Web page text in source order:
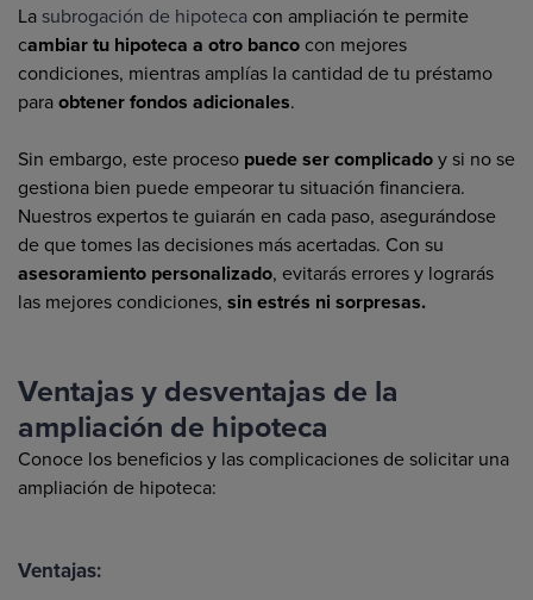
La subrogación de hipoteca con ampliación te permite
cambiar tu hipoteca a otro banco con mejores
condiciones, mientras amplías la cantidad de tu préstamo
paraobtener fondos adicionales.
Sin embargo, este proceso puede ser complicadoy si no se
gestiona bien puede empeorar tu situación financiera.
Nuestros expertos te guiarán en cada paso, asegurándose
de que tomes las decisiones más acertadas. Con su
asesoramiento personalizado, evitarás errores y lograrás
las mejores condiciones, sin estrés ni sorpresas.
Ventajas y desventajas de la
ampliación de hipoteca
Conoce los beneficios y las complicaciones de solicitar una
ampliación de hipoteca:
Ventajas: